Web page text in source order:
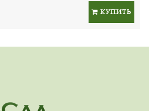
КУПИТЬ